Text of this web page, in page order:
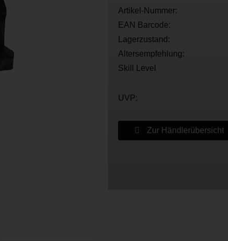
Artikel-Nummer:
EAN Barcode:
Lagerzustand:
Altersempfehlung:
Skill Level
UVP:
Zur Händlerübersicht